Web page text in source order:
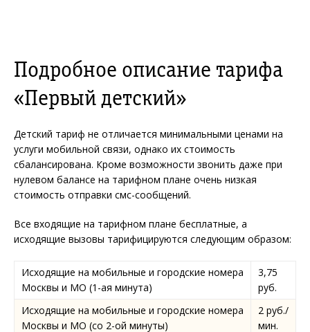
Подробное описание тарифа
«Первый детский»
Детский тариф не отличается минимальными ценами на
услуги мобильной связи, однако их стоимость
сбалансирована. Кроме возможности звонить даже при
нулевом балансе на тарифном плане очень низкая
стоимость отправки смс-сообщений.
Все входящие на тарифном плане бесплатные, а
исходящие вызовы тарифицируются следующим образом:
Исходящие на мобильные и городские номера
Москвы и МО (1-ая минута)
3,75
руб.
Исходящие на мобильные и городские номера
Москвы и МО (со 2-ой минуты)
2 руб./
мин.